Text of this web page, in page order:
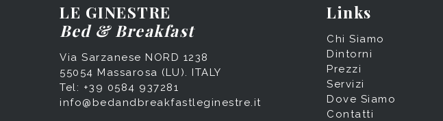
LE GINESTRE
Bed & Breakfast
Via Sarzanese NORD 1238
55054 Massarosa (LU). ITALY
Tel: +39 0584 937281
info@bedandbreakfastleginestre.it
Links
Chi Siamo
Dintorni
Prezzi
Servizi
Dove Siamo
Contatti